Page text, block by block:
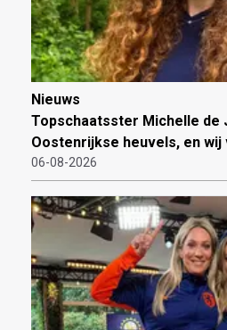
Nieuws
Topschaatsster Michelle de
Oostenrijkse heuvels, en wij
06-08-2026